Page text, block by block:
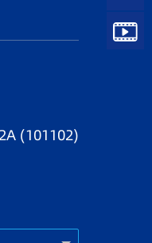
(101102)